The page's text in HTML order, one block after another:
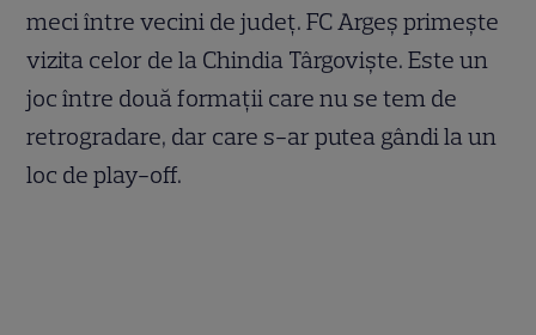
meci între vecini de judeţ. FC Argeş primeşte
vizita celor de la Chindia Târgovişte. Este un
joc între două formaţii care nu se tem de
retrogradare, dar care s-ar putea gândi la un
loc de play-off.